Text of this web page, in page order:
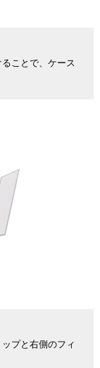
ことで、ケース
プと右側のフィ